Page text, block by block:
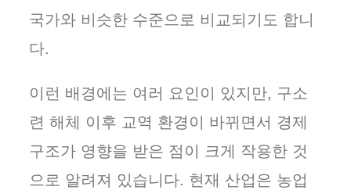
국가와 비슷한 수준으로 비교되기도 합니
다.
이런 배경에는 여러 요인이 있지만, 구소
련 해체 이후 교역 환경이 바뀌면서 경제
구조가 영향을 받은 점이 크게 작용한 것
으로 알려져 있습니다. 현재 산업은 농업